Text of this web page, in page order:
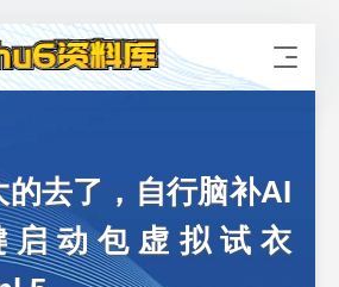
的去了，自行脑补AI
启动包虚拟试衣